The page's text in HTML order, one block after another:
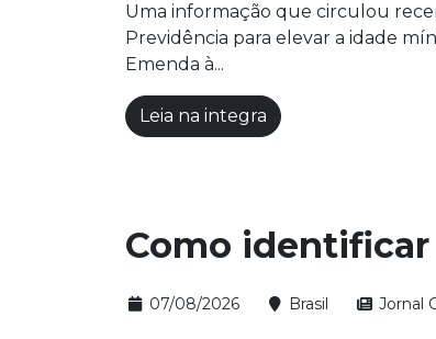
Uma informação que circulou
Previdência para elevar a idade
Emenda à...
Leia na integra
Como
07/08/2026 Brasil Jornal